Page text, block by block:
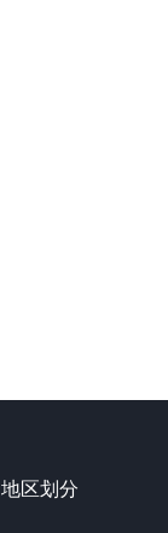
地区划分